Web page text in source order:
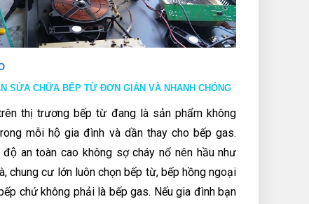
SỬA CHỮA BẾP TỪ ĐƠN GIẢN VÀ NHANH CHÓNG
thị trương bếp từ đang là sản phẩm không
mỗi hộ gia đình và dần thay cho bếp gas.
độ an toàn cao không sợ cháy nổ nên hầu như
chung cư lớn luôn chọn bếp từ, bếp hồng ngoại
chứ không phải là bếp gas. Nếu gia đình bạn